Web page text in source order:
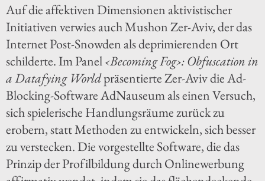
Auf die affektiven Dimensionen aktivistischer
Initiativen verwies auch Mushon Zer-Aviv, der das
Internet Post-Snowden als deprimierenden Ort
schilderte. Im Panel‹Becoming Fog›: Obfuscation in
a Datafying Worldpräsentierte Zer-Aviv die Ad-
Blocking-Software AdNauseum als einen Versuch,
sich spielerische Handlungsräume zurück zu
erobern, statt Methoden zu entwickeln, sich besser
zu verstecken. Die vorgestellte Software, die das
Prinzip der Profilbildung durch Onlinewerbung